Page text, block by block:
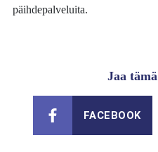
päihdepalveluita.
Jaa
FACEBOOK